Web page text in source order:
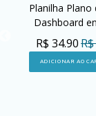
Planilha Plano
Dashboard
R$ 34.90
ADICIONAR AO